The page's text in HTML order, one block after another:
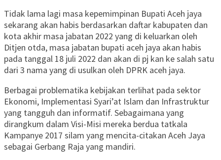
Tidak lama lagi masa kepemimpinan Bupati Aceh jaya
sekarang akan habis berdasarkan daftar kabupaten dan
kota akhir masa jabatan 2022 yang di keluarkan oleh
Ditjen otda, masa jabatan bupati aceh jaya akan habis
pada tanggal 18 juli 2022 dan akan di pj kan ke salah satu
dari 3 nama yang di usulkan oleh DPRK aceh jaya.
Berbagai problematika kebijakan terlihat pada sektor
Ekonomi, Implementasi Syari’at Islam dan Infrastruktur
yang tangguh dan informatif. Sebagaimana yang
dirangkum dalam Visi-Misi mereka berdua tatkala
Kampanye 2017 silam yang mencita-citakan Aceh Jaya
sebagai Gerbang Raja yang mandiri.